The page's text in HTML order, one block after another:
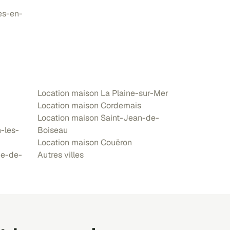
en-
les-
de-
Location maison La Plaine-sur-Mer
Location maison Cordemais
Location maison Saint-Jean-de-
Boiseau
Location maison Couëron
Autres villes